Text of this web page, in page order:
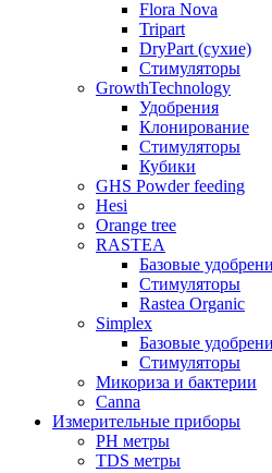
Flora Nova
Tripart
DryPart (сухие)
Стимуляторы
GrowthTechnology
Удобрения
Клонирование
Стимуляторы
Кубики
GHS Powder feeding
Hesi
Orange tree
RASTEA
Базовые
Стимуляторы
Rastea Organic
Simplex
Базовые
Стимуляторы
Микориза и бактерии
Canna
Измерительные приборы
PH метры
TDS метры